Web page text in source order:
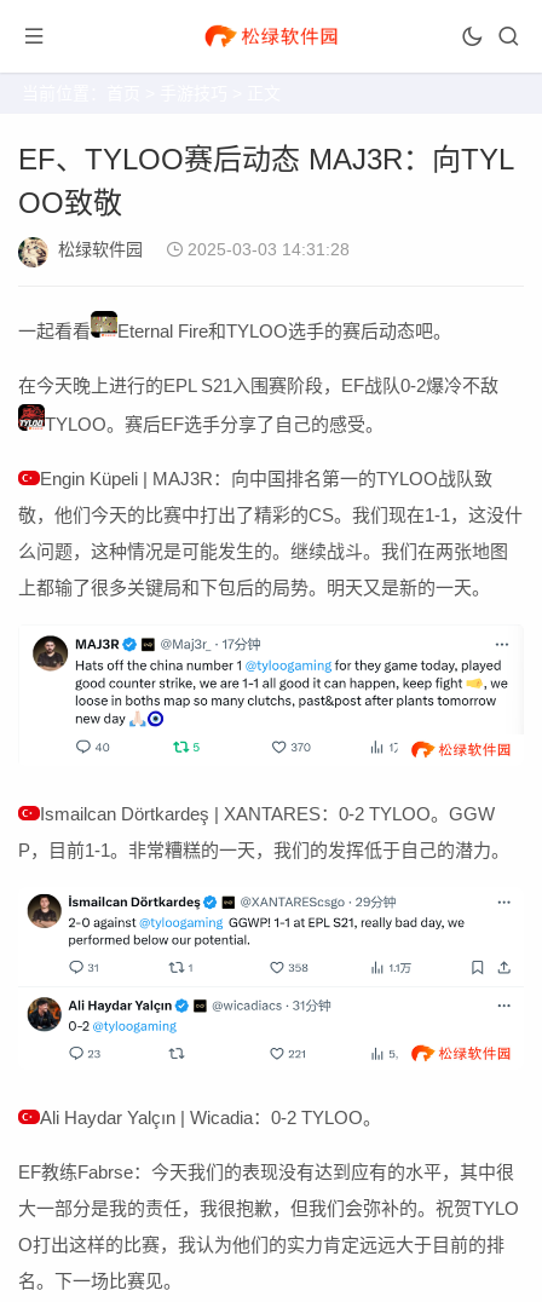
EF、TYLOO赛后动态 MAJ3R：向TYL
OO致敬
松绿软件园 2025-03-03 14:31:28
一起看看 Eternal Fire和TYLOO选手的赛后动态吧。
在今天晚上进行的EPL S21入围赛阶段，EF战队0-2爆冷不敌
TYLOO。赛后EF选手分享了自己的感受。
Engin Küpeli | MAJ3R：向中国排名第一的TYLOO战队致
敬，他们今天的比赛中打出了精彩的CS。我们现在1-1，这没什
么问题，这种情况是可能发生的。继续战斗。我们在两张地图
上都输了很多关键局和下包后的局势。明天又是新的一天。
Ismailcan Dörtkardeş | XANTARES：0-2 TYLOO。GGW
P，目前1-1。非常糟糕的一天，我们的发挥低于自己的潜力。
Ali Haydar Yalçın | Wicadia：0-2 TYLOO。
EF教练Fabrse：今天我们的表现没有达到应有的水平，其中很
大一部分是我的责任，我很抱歉，但我们会弥补的。祝贺TYLO
O打出这样的比赛，我认为他们的实力肯定远远大于目前的排
名。下一场比赛见。